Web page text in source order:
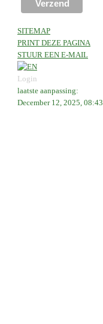
SITEMAP
PRINT DEZE PAGINA
STUUR EEN E-MAIL
Login
laatste aanpassing:
December 12, 2025, 08:43